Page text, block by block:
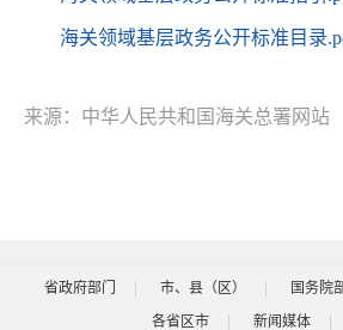
海关领域基层政务公开标准目录
来源：中华人民共和国海关总署网站
省政府部门 市、县（区） 国务院
各省区市
新闻媒体